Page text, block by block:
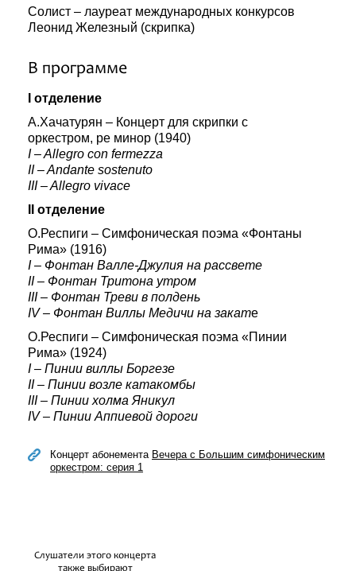
Солист – лауреат международных конкурсов
Леонид Железный (скрипка)
В программе
I отделение
А.Хачатурян – Концерт для скрипки с
оркестром, ре минор (1940)
I – Allegro con fermezza
II – Andante sostenuto
III – Allegro vivace
II отделение
О.Респиги – Симфоническая поэма «Фонтаны
Рима» (1916)
I – Фонтан Валле-Джулия на рассвете
II – Фонтан Тритона утром
III – Фонтан Треви в полдень
IV – Фонтан Виллы Медичи на закате
О.Респиги – Симфоническая поэма «Пинии
Рима» (1924)
I – Пинии виллы Боргезе
II – Пинии возле катакомбы
III – Пинии холма Яникул
IV – Пинии Аппиевой дороги
Концерт абонемента Вечера с Большим симфоническим
оркестром: серия 1
Слушатели этого концерта